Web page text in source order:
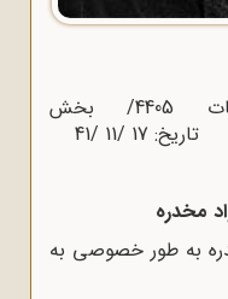
شماره: اداره یکم عملیات 4405/ بخش
مخدره
به طور خصوصی به